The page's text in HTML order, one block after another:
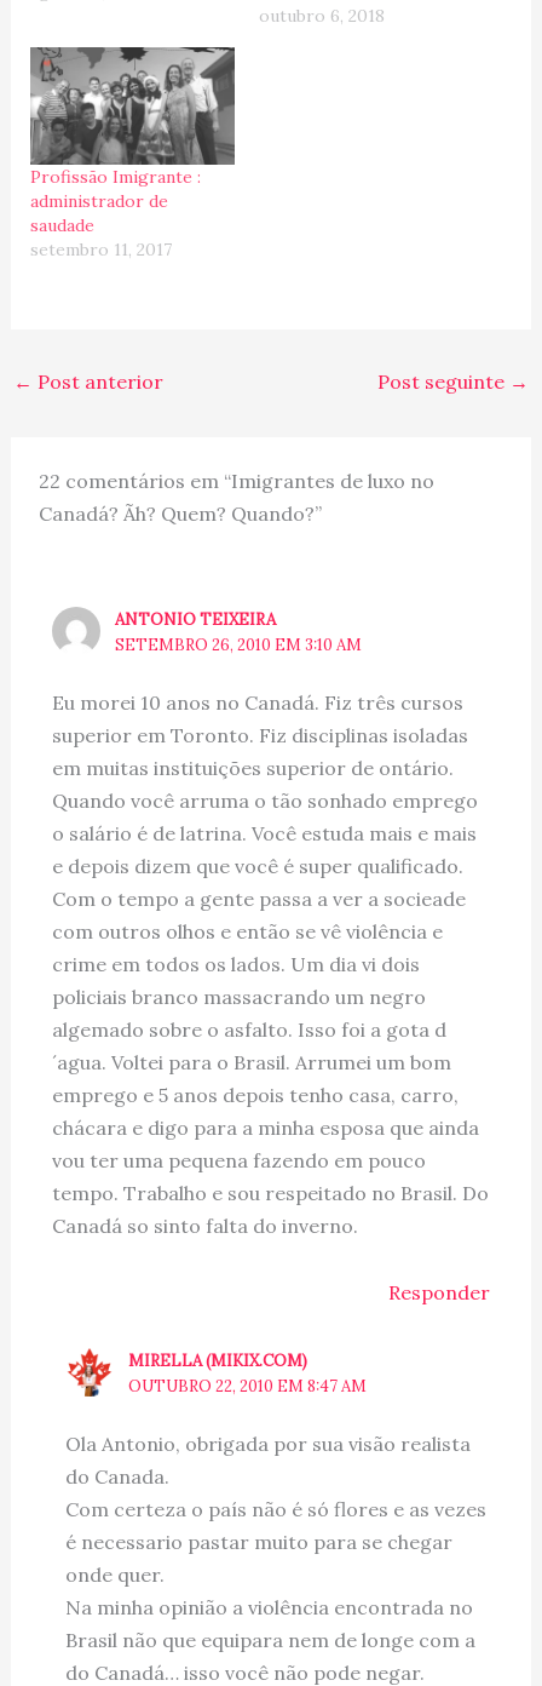
outubro 6, 2018
Profissão Imigrante :
administrador de
saudade
setembro 11, 2017
← Post anterior Post seguinte →
22 comentários em “Imigrantes de luxo no
Canadá? Ãh? Quem? Quando?”
ANTONIO TEIXEIRA
SETEMBRO 26, 2010 EM 3:10 AM
Eu morei 10 anos no Canadá. Fiz três cursos
superior em Toronto. Fiz disciplinas isoladas
em muitas instituições superior de ontário.
Quando você arruma o tão sonhado emprego
o salário é de latrina. Você estuda mais e mais
e depois dizem que você é super qualificado.
Com o tempo a gente passa a ver a socieade
com outros olhos e então se vê violência e
crime em todos os lados. Um dia vi dois
policiais branco massacrando um negro
algemado sobre o asfalto. Isso foi a gota d
´agua. Voltei para o Brasil. Arrumei um bom
emprego e 5 anos depois tenho casa, carro,
chácara e digo para a minha esposa que ainda
vou ter uma pequena fazendo em pouco
tempo. Trabalho e sou respeitado no Brasil. Do
Canadá so sinto falta do inverno.
Responder
MIRELLA (MIKIX.COM)
OUTUBRO 22, 2010 EM 8:47 AM
Ola Antonio, obrigada por sua visão realista
do Canada.
Com certeza o país não é só flores e as vezes
é necessario pastar muito para se chegar
onde quer.
Na minha opinião a violência encontrada no
Brasil não que equipara nem de longe com a
do Canadá… isso você não pode negar.